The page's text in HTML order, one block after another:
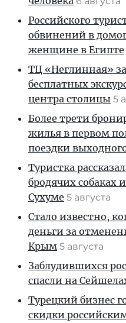
Российского
обвинений в
женщине в Египте
ТЦ «Неглинная»
бесплатных
центра столицы 5
Более трети
жилья в первом
поездки
Туристка
бродячих собаках
Сухуме 5 августа
Стало известно,
деньги за
Крым 5 августа
Заблудившихся
спасли на
Турецкий бизнес
скидки